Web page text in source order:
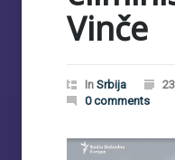
Vinče
In Srbija
0 comments